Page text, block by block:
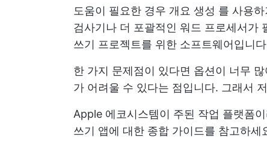
도움이 필요한 경우 개요 생성 를 사용
검사기나 더 포괄적인 워드 프로세서가
쓰기 프로젝트를 위한 소프트웨어입니
한 가지 문제점이 있다면 옵션이 너무
가 어려울 수 있다는 점입니다. 그래서
Apple 에코시스템이 주된 작업 플랫폼
쓰기 앱에 대한 종합 가이드를 참고하세